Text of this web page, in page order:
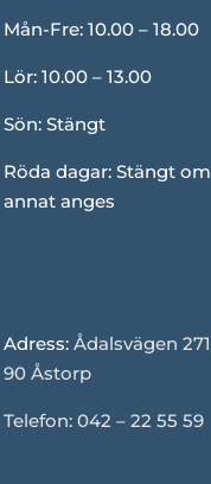
Mån-Fre: 10.00 – 18.00
Lör: 10.00 – 13.00
Sön: Stängt
Röda dagar: Stängt
annat anges
Adress: Ådalsvägen
90 Åstorp
Telefon: 042 – 22 55 59